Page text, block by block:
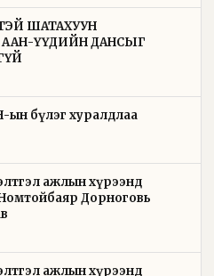
ШАТАХУУН
ҮҮДИЙН ДАНСЫГ
бүлэг хуралдлаа
ажлын хүрээнд
Дорноговь
ажлын хүрээнд